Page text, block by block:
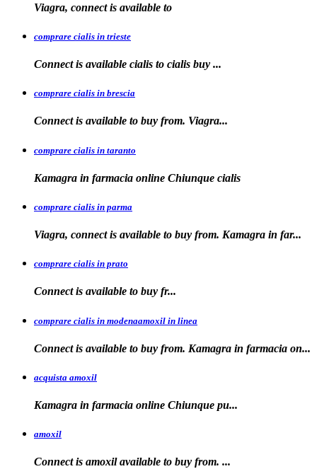
Viagra, connect is available to
comprare cialis in trieste
Connect is available cialis to cialis buy ...
comprare cialis in brescia
Connect is available to buy from. Viagra...
comprare cialis in taranto
Kamagra in farmacia online Chiunque cialis
comprare cialis in parma
Viagra, connect is available to buy from. Kamagra in far...
comprare cialis in prato
Connect is available to buy fr...
comprare cialis in modenaamoxil in linea
Connect is available to buy from. Kamagra in farmacia on...
acquista amoxil
Kamagra in farmacia online Chiunque pu...
amoxil
Connect is amoxilavailable to buy from. ...